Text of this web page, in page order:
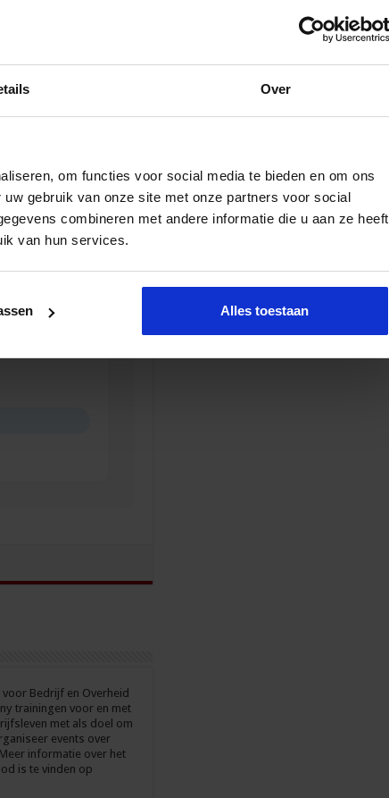
Over
om functies voor social media te bieden en om ons
gebruik van onze site met onze partners voor social
combineren met andere informatie die u aan ze heeft
van hun services.
Alles toestaan
Bedrijf en Overheid
trainingen voor en met
met als doel om
events over
informatie over het
is te vinden op